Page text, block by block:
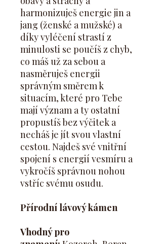
harmonizuješ energie jin a
jang (ženské a mužské) a
díky vyléčení strastí z
minulosti se poučíš z chyb,
co máš už za sebou a
nasměruješ energii
správným směrem k
situacím, které pro Tebe
mají význam a ty ostatní
propustíš bez výčitek a
necháš je jít svou vlastní
cestou. Najdeš své vnitřní
spojení s energií vesmíru a
vykročíš správnou nohou
vstříc svému osudu.
Přírodní lávový kámen
Vhodný pro